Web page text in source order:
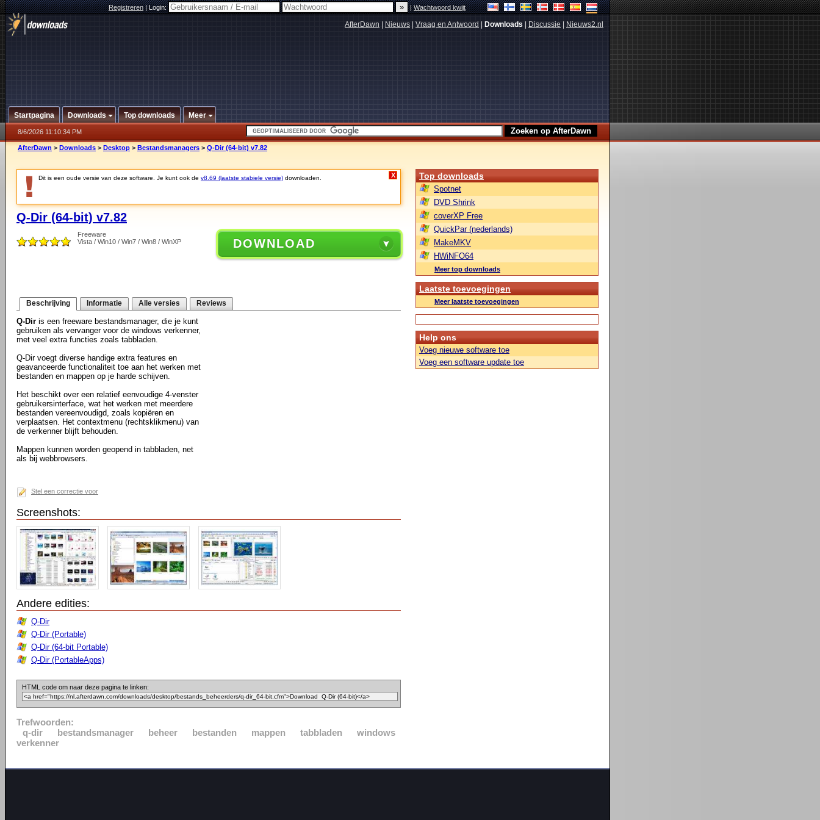
Registreren|Login: |Wachtwoord kwijt
AfterDawn Nieuws Vraag en Antwoord Downloads Discussie Nieuws2.nl
Startpagina Downloads Top downloads Meer
8/6/2026 11:10:34 PM
AfterDawn > Downloads > Desktop > Bestandsmanagers > Q-Dir (64-bit) v7.82
Dit is een oude versie van deze software. Je kunt ook de v8.69 (laatste stabiele versie) downloaden. X
Q-Dir (64-bit) v7.82
Freeware
Vista / Win10 / Win7 / Win8 / WinXP
DOWNLOAD
Beschrijving Informatie Alle versies Reviews
Q-Dir is een freeware bestandsmanager, die je kunt
gebruiken als vervanger voor de windows verkenner,
met veel extra functies zoals tabbladen.
Q-Dir voegt diverse handige extra features en
geavanceerde functionaliteit toe aan het werken met
bestanden en mappen op je harde schijven.
Het beschikt over een relatief eenvoudige 4-venster
gebruikersinterface, wat het werken met meerdere
bestanden vereenvoudigd, zoals kopiëren en
verplaatsen. Het contextmenu (rechtsklikmenu) van
de verkenner blijft behouden.
Mappen kunnen worden geopend in tabbladen, net
als bij webbrowsers.
Stel een correctie voor
Screenshots:
Andere edities:
Q-Dir
Q-Dir (Portable)
Q-Dir (64-bit Portable)
Q-Dir (PortableApps)
HTML code om naar deze pagina te linken:
Trefwoorden:
q-dir
bestandsmanager beheer bestanden mappen tabbladen
windows
verkenner
Top downloads
Spotnet
DVD Shrink
coverXP Free
QuickPar (nederlands)
MakeMKV
HWiNFO64
Meer top downloads
Laatste toevoegingen
Meer laatste toevoegingen
Help ons
Voeg nieuwe software toe
Voeg een software update toe